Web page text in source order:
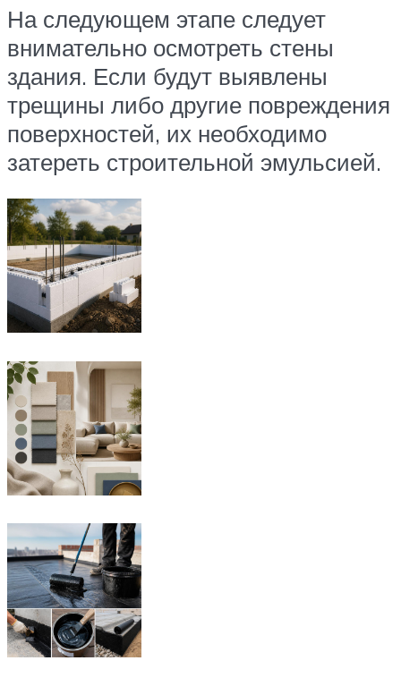
На следующем этапе следует
внимательно осмотреть стены
здания. Если будут выявлены
трещины либо другие повреждения
поверхностей, их необходимо
затереть строительной эмульсией.